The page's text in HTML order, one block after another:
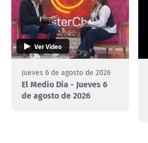
Ver Video
Jueves 6 de agosto de 2026
El Medio Día - Jueves 6
de agosto de 2026